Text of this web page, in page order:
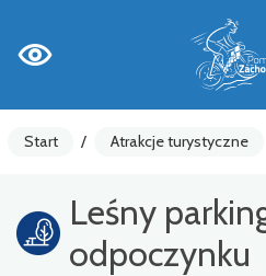
Start / Atrakcje turystyczne
Leśny
odpoczynku